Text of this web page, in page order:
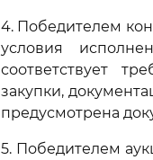
4. Победителем
условия
соответствует
закупки,
предусмотрена
5. Победителем